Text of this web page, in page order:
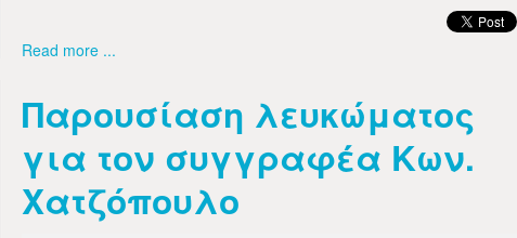
Read more ...
Παρουσίαση λευκώματος
για τον συγγραφέα Κων.
Χατζόπουλο